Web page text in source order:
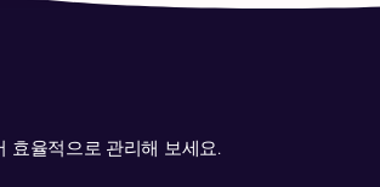
📢 [공지사항] 지금 계정만 만
효율적으로 관리해 보세요.